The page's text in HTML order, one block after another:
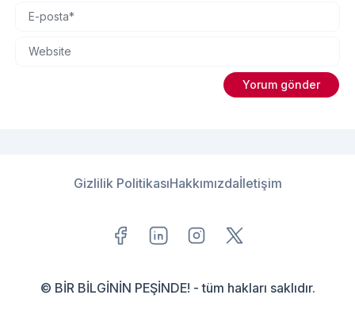
Gizlilik PolitikasıHakkımızdaİletişim
© BİR BİLGİNİN PEŞİNDE! - tüm hakları saklıdır.